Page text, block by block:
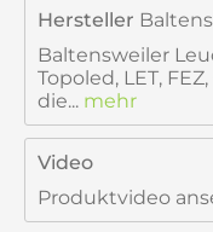
Hersteller
Baltensweiler
Topoled, LET,
die... mehr
Video
Produktvideo